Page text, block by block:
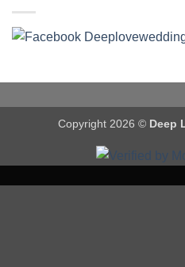
Copyright 2026 © Deep